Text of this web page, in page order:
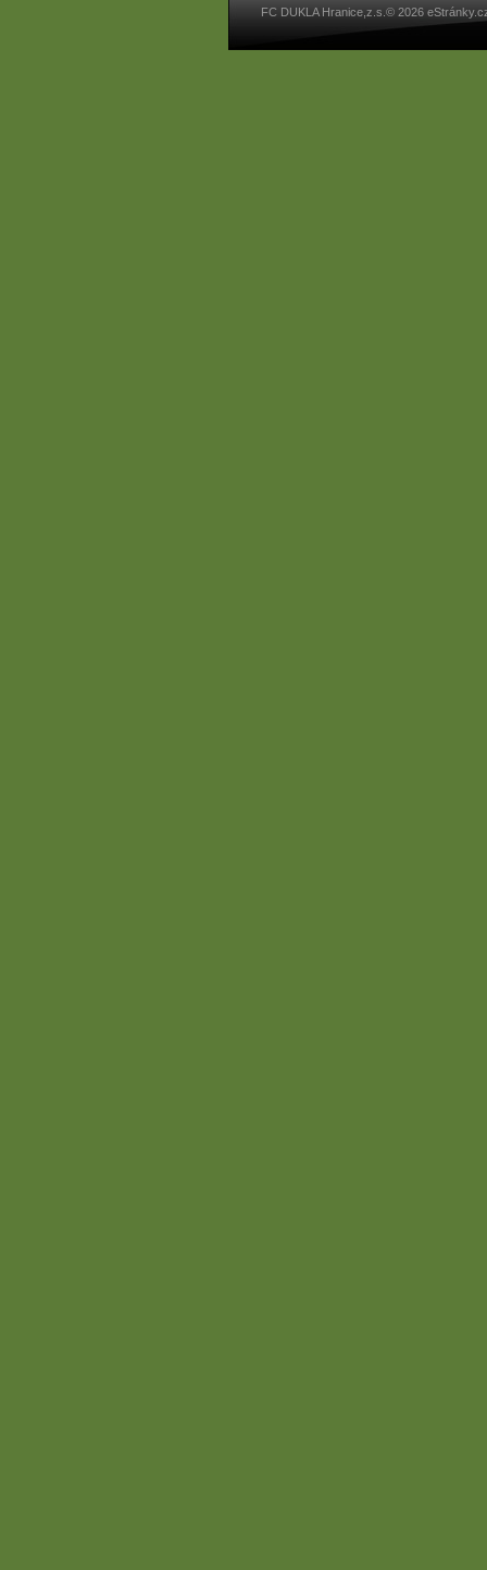
FC DUKLA Hranice,z.s.© 2026